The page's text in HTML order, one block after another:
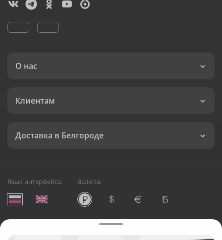
О нас
Клиентам
Доставка в Белгороде
Язык интерфейса: Валюта:
Служба круглосуточной доставки цветов в Белгороде
Русский Букет, 2026